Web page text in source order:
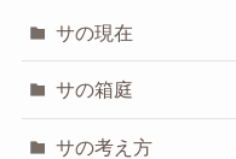
サの現在
サの箱庭
サの考え方